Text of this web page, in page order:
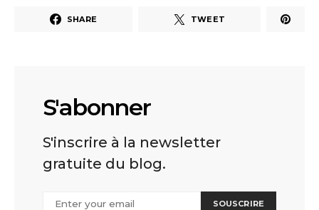
SHARE TWEET
S'abonner
S'inscrire à la newsletter
gratuite du blog.
SOUSCRIRE